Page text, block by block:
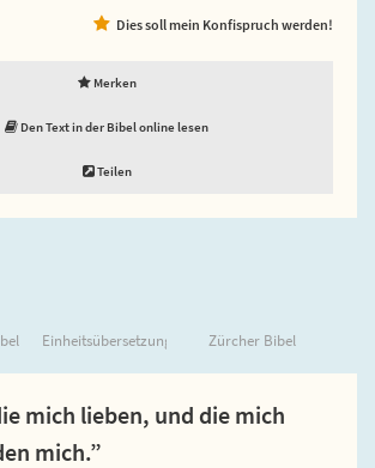
Dies soll mein Konfispruch werden!
Merken
Den Text in der Bibel online lesen
Teilen
Einheitsübersetzung Zürcher Bibel
mich lieben, und die mich
mich.”